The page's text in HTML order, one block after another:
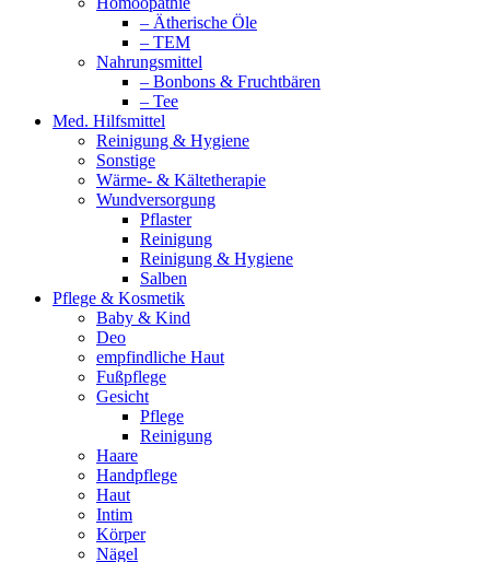
– Ätherische Öle
– TEM
Nahrungsmittel
– Bonbons & Fruchtbären
– Tee
Med. Hilfsmittel
Reinigung & Hygiene
Sonstige
Wärme- & Kältetherapie
Wundversorgung
Pflaster
Reinigung
Reinigung & Hygiene
Salben
Pflege & Kosmetik
Baby & Kind
Deo
empfindliche Haut
Fußpflege
Gesicht
Pflege
Reinigung
Haare
Handpflege
Haut
Intim
Körper
Nägel